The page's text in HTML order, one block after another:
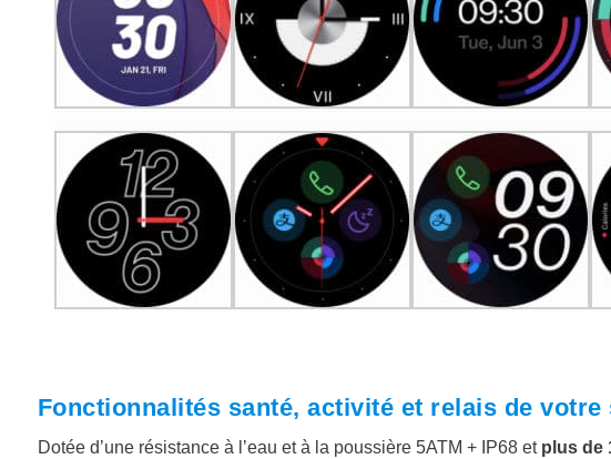
Fonctionnalités santé, activité et relais de votre
Dotée d’une résistance à l’eau et à la poussière 5ATM + IP68 etplus de